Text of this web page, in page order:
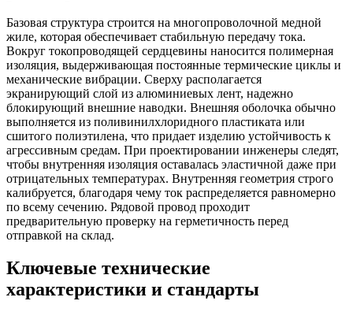
Базовая структура строится на многопроволочной медной
жиле, которая обеспечивает стабильную передачу тока.
Вокруг токопроводящей сердцевины наносится полимерная
изоляция, выдерживающая постоянные термические циклы и
механические вибрации. Сверху располагается
экранирующий слой из алюминиевых лент, надежно
блокирующий внешние наводки. Внешняя оболочка обычно
выполняется из поливинилхлоридного пластиката или
сшитого полиэтилена, что придает изделию устойчивость к
агрессивным средам. При проектировании инженеры следят,
чтобы внутренняя изоляция оставалась эластичной даже при
отрицательных температурах. Внутренняя геометрия строго
калибруется, благодаря чему ток распределяется равномерно
по всему сечению. Рядовой провод проходит
предварительную проверку на герметичность перед
отправкой на склад.
Ключевые технические
характеристики и стандарты